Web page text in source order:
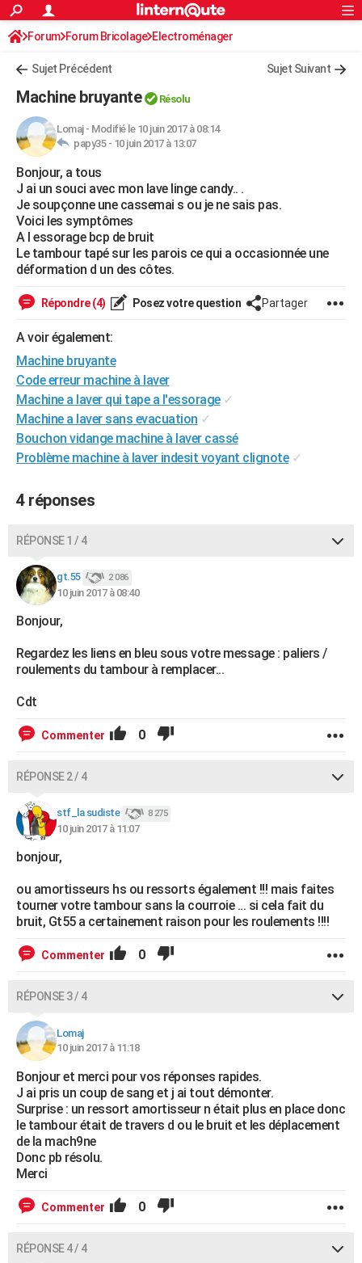
ACTUALITÉS
Politique
Société
Faits Divers
Education
Monde
Villes
+
FINANCE
Retraite
Impôts
Epargne
Immobilier
Risques naturels par ville
Banque
Assurance
Crédit
AUTO
Essais
Réserver un essai
Citadines
Berlines
SUV
Forum auto
+HIGH-TECH
Mobiles
Meilleur smartphone
Internet
Ordinateurs
Jeux vidéo
Guide high-tech
+BRICOLAGE
Forum
Aménagement intérieur
Extérieur
Cuisine
Salle de bains
Jardinage
Rangement
WEEK-END
Art de vivre
Bien-être
Loisirs
Mode
Modes de vie
Alimentation
Guide de la santé
Maladies
Médicaments
Sommeil
Destinations
City break
Voyage nature
Voyage de noces
Forum
Climat
+PHOTO
GUIDES D'ACHAT
BONS PLANS
Carte de Noël
Carte Bonne année
Carte Saint-Valentin
Carte Pâques
Carte d'anniversaire
DICTIONNAIRE
Dictionnaire
Biographies
Citations
Expressions
Proverbes
PROGRAMME TV
COPAINS D'AVANT
S'inscrire
Se connecter
Lycées
Collèges
Primaires
Universités
Entreprises
Service militaire
Avis de recherche
Bricolage
Lifestyle
Culture
Sport
Auto
Television
Voyage
Cinema
S'inscrire
Connexion
Forum Forum Bricolage Electroménager
Sujet Précédent Sujet Suivant
Machine bruyante Résolu
Lomaj- Modifié le 10 juin 2017 à 08:14
papy35 - 10 juin 2017 à 13:07
Bonjour, a tous
J ai un souci avec mon lave linge candy.. .
Je soupçonne une cassemai s ou je ne sais pas.
Voici les symptômes
A l essorage bcp de bruit
Le tambour tapé sur les parois ce qui a occasionnée une
déformation d un des côtes.
Répondre (4) Posez votre question Partager
A voir également:
Machine bruyante
Code erreur machine à laver
Machine a laver qui tape a l'essorage ✓
Machine a laver sans evacuation ✓
Bouchon vidange machine à laver cassé
Problème machine à laver indesit voyant clignote ✓
4 réponses
RÉPONSE 1 / 4
gt.55 2 086
10 juin 2017 à 08:40
Bonjour,
Regardez les liens en bleu sous votre message : paliers /
roulements du tambour à remplacer...
Cdt
Commenter 0
RÉPONSE 2 / 4
stf_la sudiste 8 275
10 juin 2017 à 11:07
bonjour,
ou amortisseurs hs ou ressorts également !!! mais faites
tourner votre tambour sans la courroie ... si cela fait du
bruit, Gt55 a certainement raison pour les roulements !!!!
Commenter 0
RÉPONSE 3 / 4
Lomaj
10 juin 2017 à 11:18
Bonjour et merci pour vos réponses rapides.
J ai pris un coup de sang et j ai tout démonter.
Surprise : un ressort amortisseur n était plus en place donc
le tambour était de travers d ou le bruit et les déplacement
de la mach9ne
Donc pb résolu.
Merci
Commenter 0
RÉPONSE 4 / 4